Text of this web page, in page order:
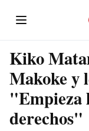
Kiko
Makoke y
"Empieza
derechos"